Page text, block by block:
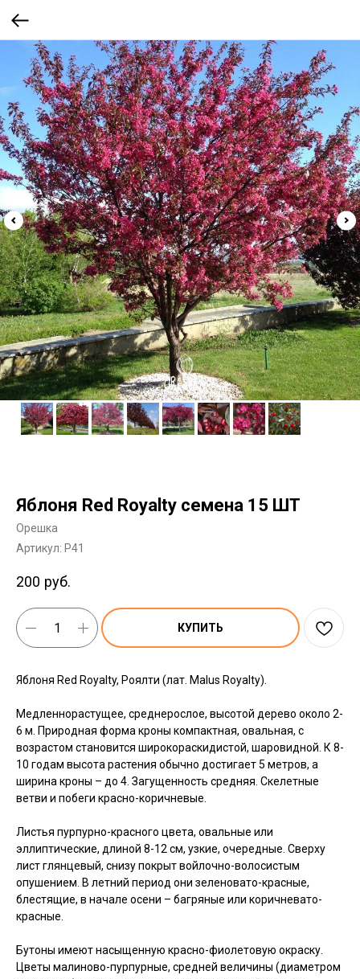
Яблоня Red Royalty семена 15 ШТ
Орешка
Артикул: P41
200 руб.
КУПИТЬ
Яблоня Red Royalty, Роялти (лат. Malus Royalty).
Медленнорастущее, среднерослое, высотой дерево около 2-
6 м. Природная форма кроны компактная, овальная, с
возрастом становится широкораскидистой, шаровидной. К 8-
10 годам высота растения обычно достигает 5 метров, а
ширина кроны – до 4. Загущенность средняя. Скелетные
ветви и побеги красно-коричневые.
Листья пурпурно-красного цвета, овальные или
эллиптические, длиной 8-12 см, узкие, очередные. Сверху
лист глянцевый, снизу покрыт войлочно-волосистым
опушением. В летний период они зеленовато-красные,
блестящие, в начале осени – багряные или коричневато-
красные.
Бутоны имеют насыщенную красно-фиолетовую окраску.
Цветы малиново-пурпурные, средней величины (диаметром